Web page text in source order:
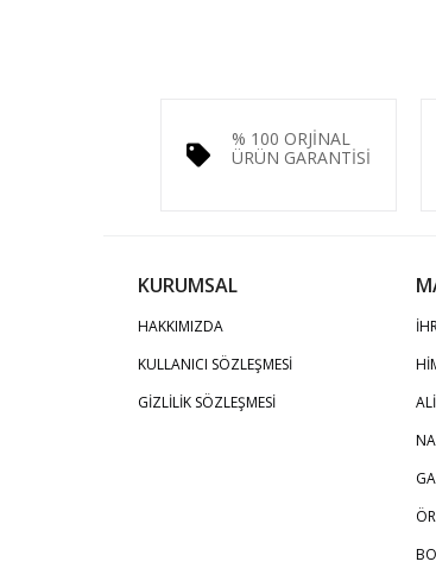
% 100 ORJİNAL
ÜRÜN GARANTİSİ
KURUMSAL
HAKKIMIZDA
KULLANICI SÖZLEŞMESİ
GİZLİLİK SÖZLEŞMESİ